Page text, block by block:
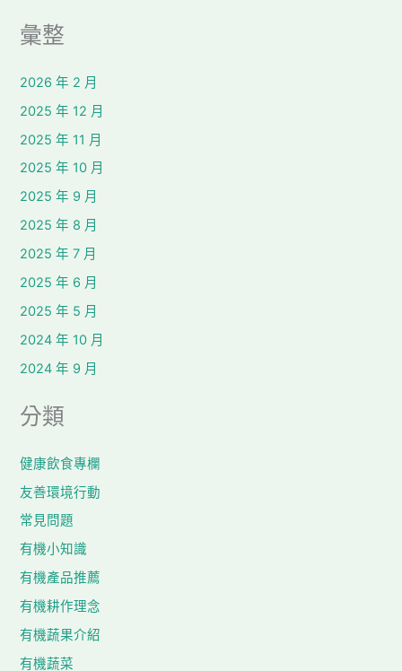
彙整
2026 年 2 月
2025 年 12 月
2025 年 11 月
2025 年 10 月
2025 年 9 月
2025 年 8 月
2025 年 7 月
2025 年 6 月
2025 年 5 月
2024 年 10 月
2024 年 9 月
分類
健康飲食專欄
友善環境行動
常見問題
有機小知識
有機產品推薦
有機耕作理念
有機蔬果介紹
有機蔬菜